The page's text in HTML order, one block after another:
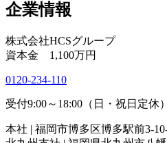
企業情報
株式会社HCSグループ
資本金 1,100万円
0120-234-110
受付9:00～18:00（日・祝日定休）
本社 | 福岡市博多区博多駅前3-